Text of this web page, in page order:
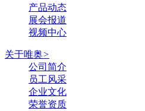
产品动态
展会报道
视频中心
关于唯奥>
公司简介
员工风采
企业文化
荣誉资质